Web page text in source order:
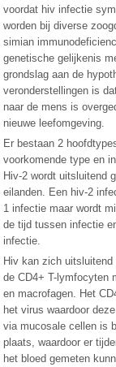
voordat hiv infectie
worden bij diverse
simian
genetische gelijkenis
grondslag aan de
veronderstellingen is
naar de mens is
nieuwe leefomgeving.
Er bestaan 2
voorkomende type en
Hiv-2 wordt uitsluitend
eilanden. Een hiv-2
1 infectie maar wordt
de tijd tussen infectie
infectie.
Hiv kan zich
de CD4+ T-lymfocyten
en macrofagen. Het
het virus waardoor
via mucosale cellen is
plaats, waardoor er
het bloed gemeten